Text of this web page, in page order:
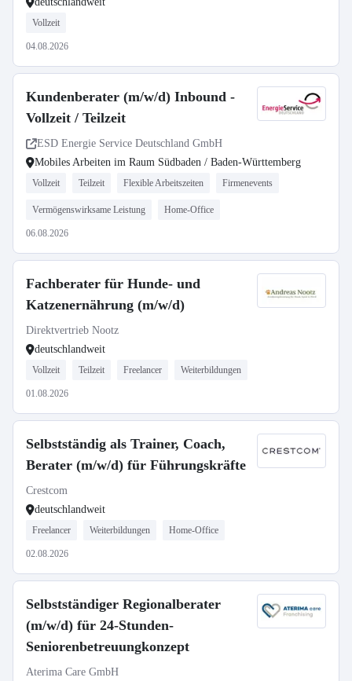
Vollzeit
04.08.2026
Kundenberater (m/w/d) Inbound -
Vollzeit / Teilzeit
ESD Energie Service Deutschland GmbH
Mobiles Arbeiten im Raum Südbaden / Baden-Württemberg
Vollzeit Teilzeit Flexible Arbeitszeiten Firmenevents
Vermögenswirksame Leistung Home-Office
06.08.2026
Fachberater für Hunde- und
Katzenernährung (m/w/d)
Direktvertrieb Nootz
deutschlandweit
Vollzeit Teilzeit Freelancer Weiterbildungen
01.08.2026
Selbstständig als Trainer, Coach,
Berater (m/w/d) für Führungskräfte
Crestcom
deutschlandweit
Freelancer Weiterbildungen Home-Office
02.08.2026
Selbstständiger Regionalberater
(m/w/d) für 24-Stunden-
Seniorenbetreuungkonzept
Aterima Care GmbH